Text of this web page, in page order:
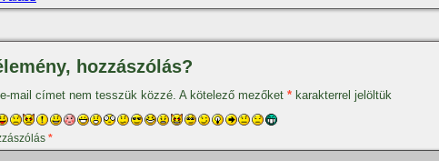
hozzászólás?
mail címet nem tesszük közzé. A kötelező mezőket * karakterrel jelöltük
*